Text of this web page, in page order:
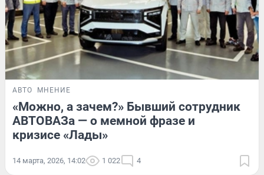
АВТО МНЕНИЕ
«Можно, а зачем?» Бывший сотрудник
АВТОВАЗа — о мемной фразе и
кризисе «Лады»
14 марта, 2026, 14:02 1 022 4